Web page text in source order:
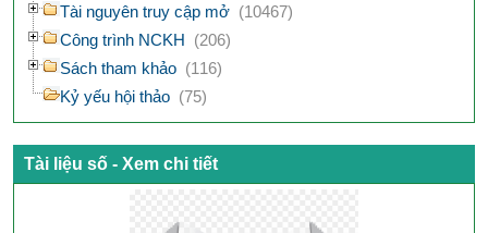
Tài nguyên truy cập mở (10467)
Công trình NCKH (206)
Sách tham khảo (116)
Kỷ yếu hội thảo (75)
Tài liệu số - Xem chi tiết